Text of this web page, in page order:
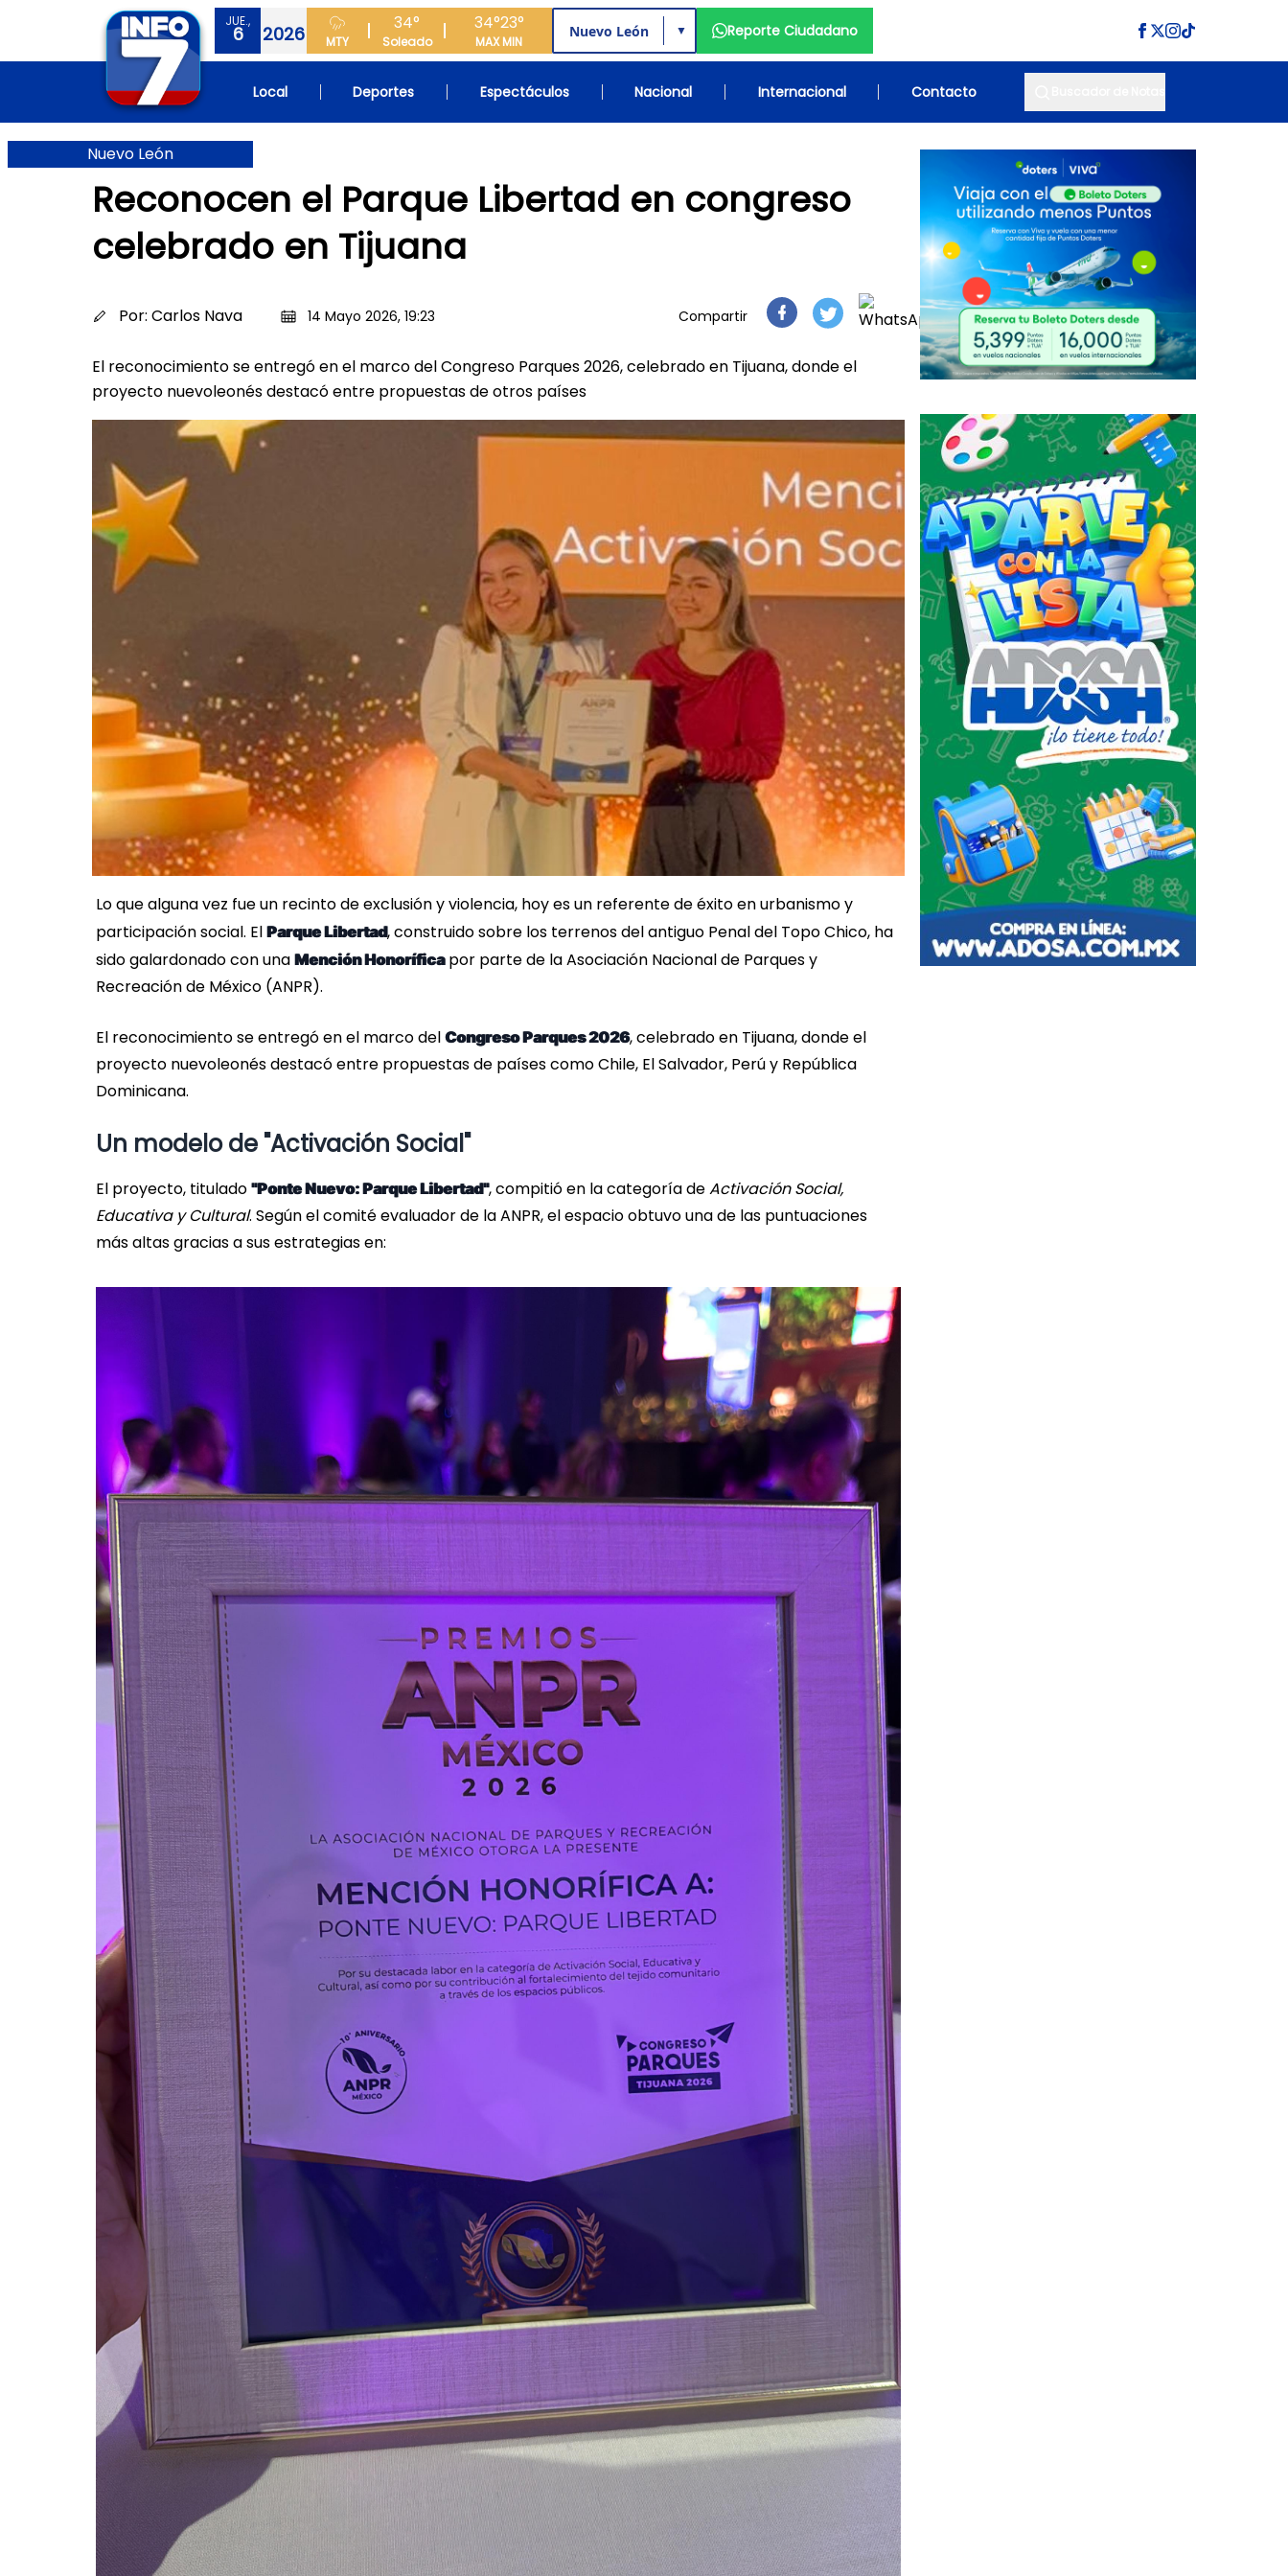
JUE.,
6 2026 MTY
34°
Soleado
34°
MAX
23°
MIN
▼ Reporte Ciudadano
Local Deportes Espectáculos Nacional Internacional Contacto
Nuevo León
Reconocen el Parque Libertad en congreso
celebrado en Tijuana
Por: Carlos Nava 14 Mayo 2026, 19:23 Compartir
El reconocimiento se entregó en el marco del Congreso Parques 2026, celebrado en Tijuana, donde el
proyecto nuevoleonés destacó entre propuestas de otros países
Lo que alguna vez fue un recinto de exclusión y violencia, hoy es un referente de éxito en urbanismo y
participación social. El Parque Libertad, construido sobre los terrenos del antiguo Penal del Topo Chico, ha
sido galardonado con una Mención Honoríficapor parte de la Asociación Nacional de Parques y
Recreación de México (ANPR).
El reconocimiento se entregó en el marco del Congreso Parques 2026, celebrado en Tijuana, donde el
proyecto nuevoleonés destacó entre propuestas de países como Chile, El Salvador, Perú y República
Dominicana.
Un modelo de "Activación Social"
El proyecto, titulado "Ponte Nuevo: Parque Libertad", compitió en la categoría deActivación Social,
Educativa y Cultural. Según el comité evaluador de la ANPR, el espacio obtuvo una de las puntuaciones
más altas gracias a sus estrategias en: